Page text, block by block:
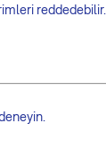
reddedebilir.